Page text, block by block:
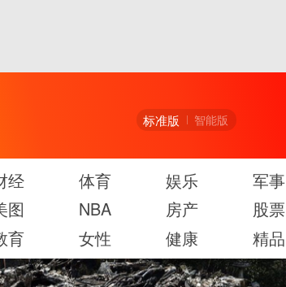
标准版 智能版
经 体育 娱乐 军事
图
NBA 房产 股票
育
女性 健康 精品